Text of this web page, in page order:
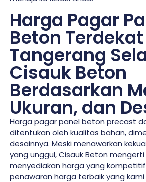
Harga Pagar
Beton
Tangerang
Cisauk Beton
Berdasarkan
Ukuran, dan
Harga pagar panel beton precast
ditentukan oleh kualitas bahan,
desainnya. Meski menawarkan
yang unggul, Cisauk Beton
menyediakan harga yang
penawaran harga terbaik yang kami